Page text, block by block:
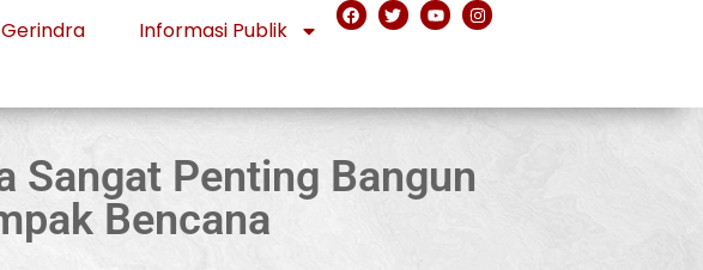
Informasi Publik
Sangat Penting Bangun
Bencana